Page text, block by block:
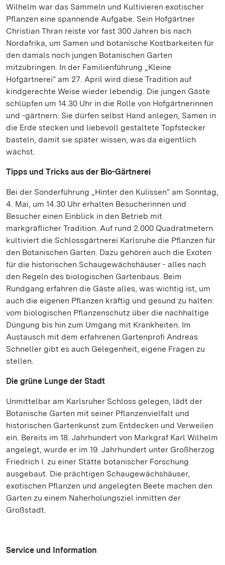
Wilhelm war das Sammeln und Kultivieren exotischer
Pflanzen eine spannende Aufgabe. Sein Hofgärtner
Christian Thran reiste vor fast 300 Jahren bis nach
Nordafrika, um Samen und botanische Kostbarkeiten für
den damals noch jungen Botanischen Garten
mitzubringen. In der Familienführung „Kleine
Hofgärtnerei“ am 27. April wird diese Tradition auf
kindgerechte Weise wieder lebendig. Die jungen Gäste
schlüpfen um 14.30 Uhr in die Rolle von Hofgärtnerinnen
und -gärtnern: Sie dürfen selbst Hand anlegen, Samen in
die Erde stecken und liebevoll gestaltete Topfstecker
basteln, damit sie später wissen, was da eigentlich
wächst.
Tipps und Tricks aus der Bio-Gärtnerei
Bei der Sonderführung „Hinter den Kulissen“ am Sonntag,
4. Mai, um 14.30 Uhr erhalten Besucherinnen und
Besucher einen Einblick in den Betrieb mit
markgräflicher Tradition. Auf rund 2.000 Quadratmetern
kultiviert die Schlossgärtnerei Karlsruhe die Pflanzen für
den Botanischen Garten. Dazu gehören auch die Exoten
für die historischen Schaugewächshäuser - alles nach
den Regeln des biologischen Gartenbaus. Beim
Rundgang erfahren die Gäste alles, was wichtig ist, um
auch die eigenen Pflanzen kräftig und gesund zu halten:
vom biologischen Pflanzenschutz über die nachhaltige
Düngung bis hin zum Umgang mit Krankheiten. Im
Austausch mit dem erfahrenen Gartenprofi Andreas
Schneller gibt es auch Gelegenheit, eigene Fragen zu
stellen.
Die grüne Lunge der Stadt
Unmittelbar am Karlsruher Schloss gelegen, lädt der
Botanische Garten mit seiner Pflanzenvielfalt und
historischen Gartenkunst zum Entdecken und Verweilen
ein. Bereits im 18. Jahrhundert von Markgraf Karl Wilhelm
angelegt, wurde er im 19. Jahrhundert unter Großherzog
Friedrich I. zu einer Stätte botanischer Forschung
ausgebaut. Die prächtigen Schaugewächshäuser,
exotischen Pflanzen und angelegten Beete machen den
Garten zu einem Naherholungsziel inmitten der
Großstadt.
Service und Information